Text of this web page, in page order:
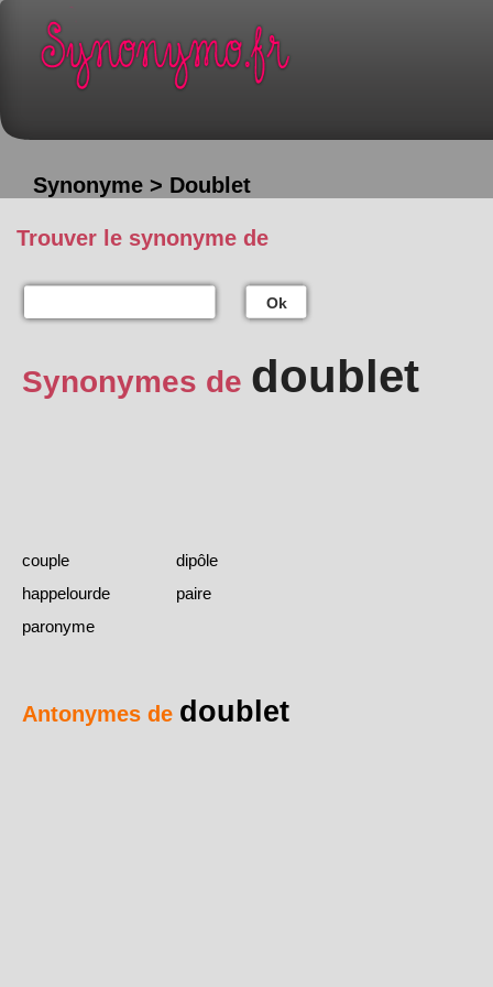
Synonyme > Doublet
Trouver le synonyme de
Ok
Synonymes de doublet
couple
dipôle
happelourde
paire
paronyme
Antonymes de doublet